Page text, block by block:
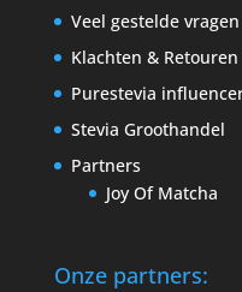
Veel gestelde vragen
Klachten & Retouren
Purestevia
Stevia Groothandel
Partners
Joy Of Matcha
Onze partners: